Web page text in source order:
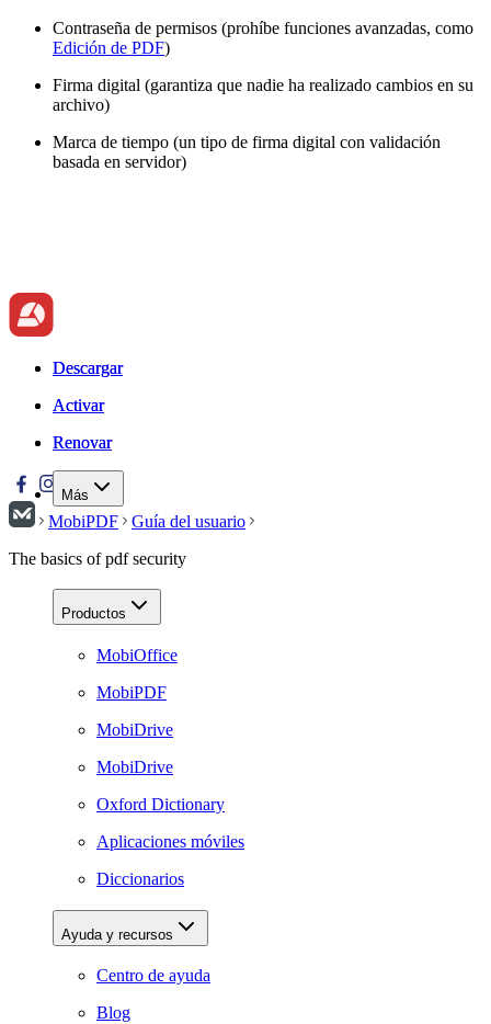
Contraseña de permisos (prohíbe funciones avanzadas, como
Edición de PDF)
Firma digital (garantiza que nadie ha realizado cambios en su
archivo)
Marca de tiempo (un tipo de firma digital con validación
basada en servidor)
Descargar
Activar
Renovar
Más
Descargar
Activar
Renovar
MobiPDF
Guía del usuario
The basics of pdf security
Productos
MobiOffice
MobiPDF
MobiDrive
MobiDrive
Oxford Dictionary
Aplicaciones móviles
Diccionarios
Ayuda y recursos
Centro de ayuda
Blog